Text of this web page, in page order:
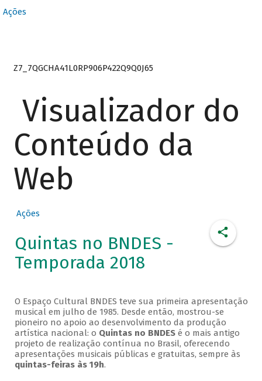
Ações
Z7_7QGCHA41L0RP906P422Q9Q0J65
Visualizador do
Conteúdo da
Web
Ações
Quintas no BNDES -
Temporada 2018
O Espaço Cultural BNDES teve sua primeira apresentação
musical em julho de 1985. Desde então, mostrou-se
pioneiro no apoio ao desenvolvimento da produção
artística nacional: o Quintas no BNDESé o mais antigo
projeto de realização contínua no Brasil, oferecendo
apresentações musicais públicas e gratuitas, sempre às
quintas-feiras às 19h.